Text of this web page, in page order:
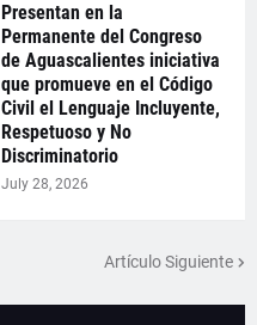
Presentan en la
Permanente del Congreso
de Aguascalientes iniciativa
que promueve en el Código
Civil el Lenguaje Incluyente,
Respetuoso y No
Discriminatorio
July 28, 2026
Artículo Siguiente